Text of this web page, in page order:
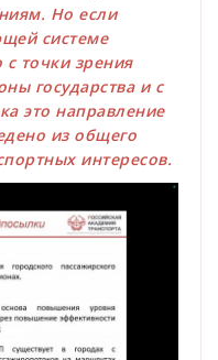
Но если
системе
с точки зрения
государства и с
это направление
из общего
интересов.